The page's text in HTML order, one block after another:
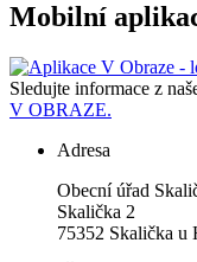
Mobilní
Sledujte informace z
V OBRAZE.
Adresa
Obecní úřad
75352 Skalička u